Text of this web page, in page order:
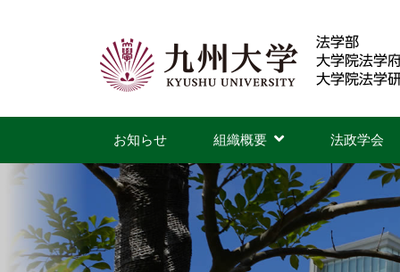
ツ
州
大
学
法
お知らせ 組織概要 法政学会